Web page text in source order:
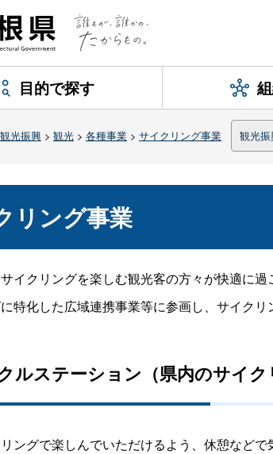
目的で探す
観光振興 > 観光 > 各種事業 > サイクリング事業 観光
リング事業
イクリングを楽しむ観光客の方々が快適に過
特化した広域連携事業等に参画し、サイクリ
ルステーション（県内のサイク
ングで楽しんでいただけるよう、休憩など